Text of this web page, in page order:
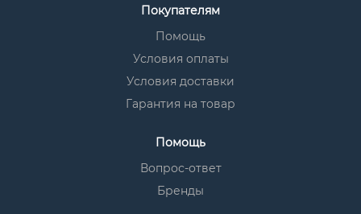
Покупателям
Помощь
Условия оплаты
Условия доставки
Гарантия на товар
Помощь
Вопрос-ответ
Бренды